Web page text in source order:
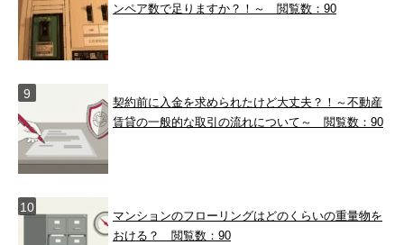
ンペア数で足りますか？！～
閲覧数：90
契約前に入金を求められたけど大丈夫？！～不動産
賃貸の一般的な取引の流れについて～
閲覧数：90
マンションのフローリングはどのくらいの重量物を
おける？
閲覧数：90